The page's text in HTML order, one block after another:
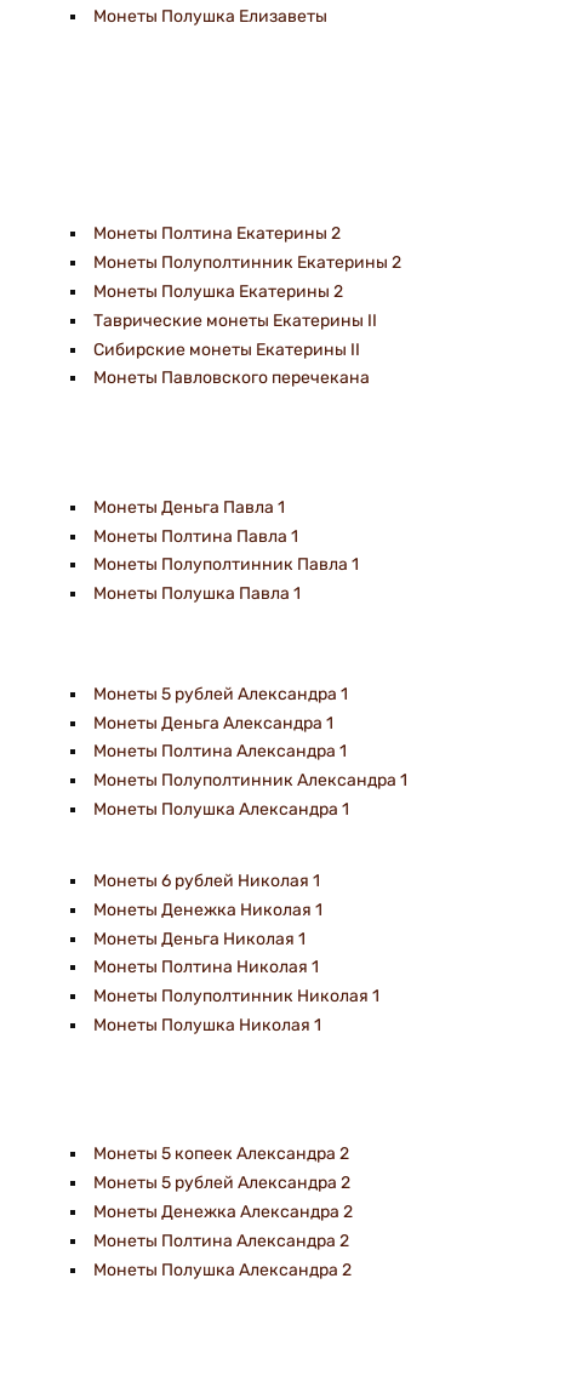
Монеты Полушка Елизаветы
Монеты Полтина Екатерины 2
Монеты Полуполтинник Екатерины 2
Монеты Полушка Екатерины 2
Таврические монеты Екатерины II
Сибирские монеты Екатерины II
Монеты Павловского перечекана
Монеты Деньга Павла 1
Монеты Полтина Павла 1
Монеты Полуполтинник Павла 1
Монеты Полушка Павла 1
Монеты 5 рублей Александра 1
Монеты Деньга Александра 1
Монеты Полтина Александра 1
Монеты Полуполтинник Александра 1
Монеты Полушка Александра 1
Монеты 6 рублей Николая 1
Монеты Денежка Николая 1
Монеты Деньга Николая 1
Монеты Полтина Николая 1
Монеты Полуполтинник Николая 1
Монеты Полушка Николая 1
Монеты 5 копеек Александра 2
Монеты 5 рублей Александра 2
Монеты Денежка Александра 2
Монеты Полтина Александра 2
Монеты Полушка Александра 2